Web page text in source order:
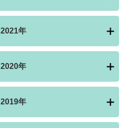
2021年
2020年
2019年